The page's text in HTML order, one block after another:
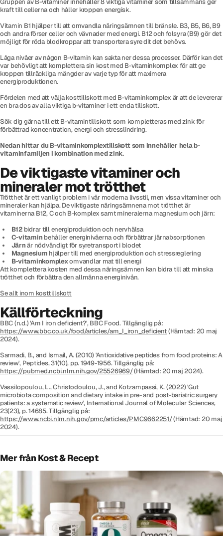
kraft till cellerna och håller kroppen energisk.
Vitamin B1 hjälper till att omvandla näringsämnen till bränsle. B3, B5, B6, B9
och andra förser celler och vävnader med energi. B12 och folsyra (B9) gör det
möjligt för röda blodkroppar att transportera syre dit det behövs.
Låga nivåer av någon B-vitamin kan sakta ner dessa processer. Därför kan det
var behövligt att komplettera sin kost med B-vitaminkomplex för att ge
kroppen tillräckliga mängder av varje typ för att maximera
energiproduktionen.
Fördelen med att välja kosttillskott med B-vitaminkomplex är att de levererar
en bra dos av alla viktiga b-vitaminer i ett enda tillskott.
Sök dig gärna till ett B-vitamintillskott som kompletteras med zink för
förbättrad koncentration, energi och stresslindring.
Nedan hittar du B-vitaminkomplextillskott som innehåller hela b-
vitaminfamiljen i kombination med zink.
De viktigaste vitaminer och
mineraler mot trötthet
Trötthet är ett vanligt problem i vår moderna livsstil, men vissa vitaminer och
mineraler kan hjälpa. De viktigaste näringsämnena mot trötthet är
vitaminerna B12, C och B-komplex samt mineralerna magnesium och järn:
B12bidrar till energiproduktion och nervhälsa
C-vitamin behåller energinivåerna och förbättrar järnabsorptionen
Järnär nödvändigt för syretransport i blodet
Magnesium hjälper till med energiproduktion och stressreglering
B-vitaminkomplexomvandlar mat till energi
Att komplettera kosten med dessa näringsämnen kan bidra till att minska
trötthet och förbättra den allmänna energinivån.
Se allt inom kosttillskott
Källförteckning
BBC (n.d.) 'Am I iron deficient?', BBC Food. Tillgänglig på:
https://www.bbc.co.uk/food/articles/am_I_iron_deficient(Hämtad: 20 maj
2024).
Sarmadi, B., and Ismail, A. (2010) 'Antioxidative peptides from food proteins: A
review', Peptides, 31(10), pp. 1949-1956. Tillgänglig på:
https://pubmed.ncbi.nlm.nih.gov/25526969/(Hämtad: 20 maj 2024).
Vassilopoulou, L., Christodoulou, J., and Kotzampassi, K. (2022) 'Gut
microbiota composition and dietary intake in pre- and post-bariatric surgery
patients: a systematic review', International Journal of Molecular Sciences,
23(23), p. 14685. Tillgänglig på:
https://www.ncbi.nlm.nih.gov/pmc/articles/PMC9662251/(Hämtad: 20 maj
2024).
Mer från Kost & Recept